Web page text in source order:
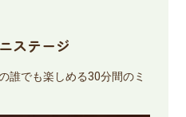
ステージ
誰でも楽しめる30分間のミ